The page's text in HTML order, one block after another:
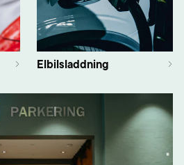
Elbilsladdning